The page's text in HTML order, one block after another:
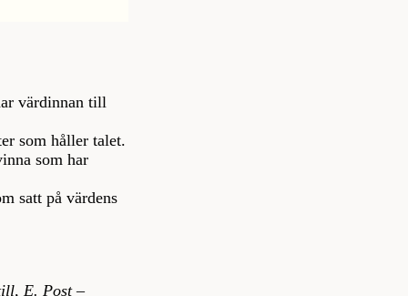
värdinnan till
som håller talet.
som har
satt på värdens
E. Post –